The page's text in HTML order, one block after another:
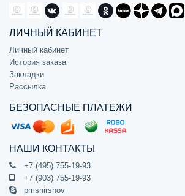
ЛИЧНЫЙ КАБИНЕТ
Личный кабинет
История заказа
Закладки
Рассылка
БЕЗОПАСНЫЕ ПЛАТЕЖИ
НАШИ КОНТАКТЫ
+7 (495) 755-19-93
+7 (903) 755-19-93
pmshirshov